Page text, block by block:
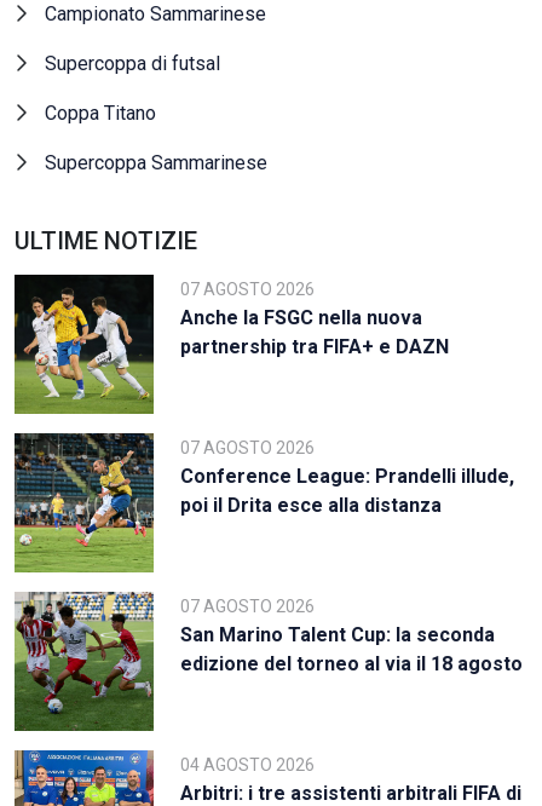
Campionato Sammarinese
Supercoppa di futsal
Coppa Titano
Supercoppa Sammarinese
ULTIME NOTIZIE
07 AGOSTO 2026
Anche la FSGC nella nuova
partnership tra FIFA+ e DAZN
07 AGOSTO 2026
Conference League: Prandelli illude,
poi il Drita esce alla distanza
07 AGOSTO 2026
San Marino Talent Cup: la seconda
edizione del torneo al via il 18 agosto
04 AGOSTO 2026
Arbitri: i tre assistenti arbitrali FIFA di